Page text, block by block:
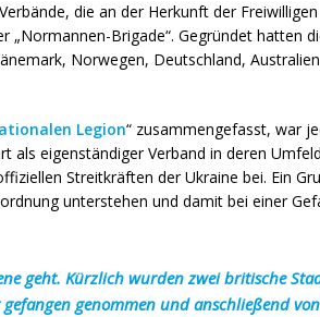
die an der Herkunft der Freiwilligen
Brigade“. Gegründet hatten
Norwegen, Deutschland,
Legion“ zusammengefasst, war
als eigenständiger Verband in deren
Streitkräften der Ukraine bei. Ein
unterstehen und damit bei einer
geht. Kürzlich wurden zwei britische
genommen und anschließend